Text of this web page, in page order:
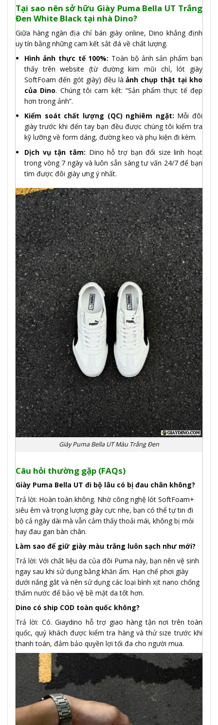
Tại sao nên sở hữu Giày Puma Bella UT Trắng
Đen White Black tại nhà Dino?
Giữa hàng ngàn địa chỉ bán giày online, Dino khẳng định
uy tín bằng những cam kết sắt đá về chất lượng.
Hình ảnh thực tế 100%: Toàn bộ ảnh sản phẩm bạn
thấy trên website (từ đường kim mũi chỉ, lót giày
SoftFoam đến gót giày) đều làảnh chụp thật tại kho
của Dino. Chúng tôi cam kết: “Sản phẩm thực tế đẹp
hơn trong ảnh”.
Kiểm soát chất lượng (QC) nghiêm ngặt: Mỗi đôi
giày trước khi đến tay bạn đều được chúng tôi kiểm tra
kỹ lưỡng về form dáng, đường keo và phụ kiện đi kèm.
Dịch vụ tận tâm: Dino hỗ trợ bạn đổi size linh hoạt
trong vòng 7 ngày và luôn sẵn sàng tư vấn 24/7 để bạn
tìm được đôi giày ưng ý nhất.
Giày Puma Bella UT Màu Trắng Đen
Câu hỏi thường gặp (FAQs)
Giày Puma Bella UT đi bộ lâu có bị đau chân không?
Trả lời: Hoàn toàn không. Nhờ công nghệ lót SoftFoam+
siêu êm và trọng lượng giày cực nhẹ, bạn có thể tự tin đi
bộ cả ngày dài mà vẫn cảm thấy thoải mái, không bị mỏi
hay đau gan bàn chân.
Làm sao để giữ giày màu trắng luôn sạch như mới?
Trả lời: Với chất liệu da của đôi Puma này, bạn nên vệ sinh
ngay sau khi sử dụng bằng khăn ẩm. Hạn chế phơi giày
dưới nắng gắt và nên sử dụng các loại bình xịt nano chống
thấm nước để bảo vệ bề mặt da tốt hơn.
Dino có ship COD toàn quốc không?
Trả lời: Có. Giaydino hỗ trợ giao hàng tận nơi trên toàn
quốc, quý khách được kiểm tra hàng và thử size trước khi
thanh toán, đảm bảo quyền lợi tối đa cho người mua.